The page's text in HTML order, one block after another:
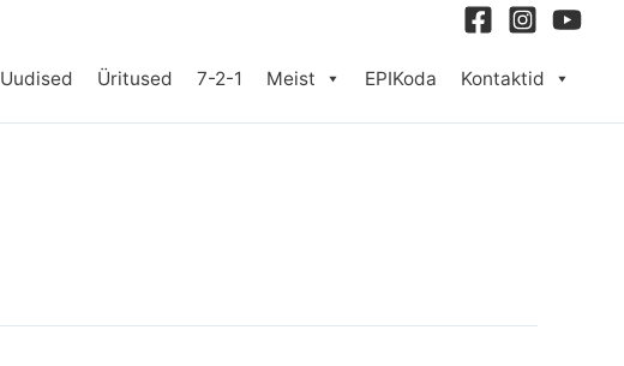
Uudised Üritused 7-2-1 Meist EPIKoda Kontaktid